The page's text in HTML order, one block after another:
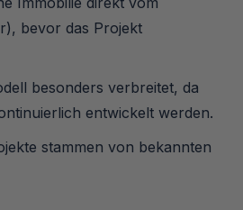
bevor das Projekt
besonders verbreitet, da
entwickelt werden.
stammen von bekannten